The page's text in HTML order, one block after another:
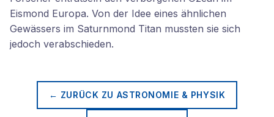
Eismond Europa. Von der Idee eines ähnlichen
Gewässers im Saturnmond Titan mussten sie sich
jedoch verabschieden.
← ZURÜCK ZU ASTRONOMIE & PHYSIK